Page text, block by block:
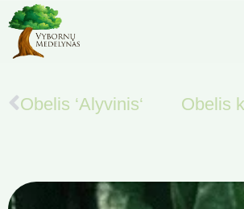
Obelis ‘Alyvinis‘